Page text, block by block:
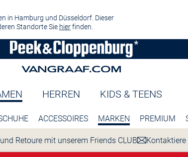
in Hamburg und Düsseldorf. Dieser
Standorte Sie hierfinden.
HERREN KIDS & TEENS
ACCESSOIRES MARKEN PREMIUM
Retoure mit unserem Friends CLUB Kontaktiere